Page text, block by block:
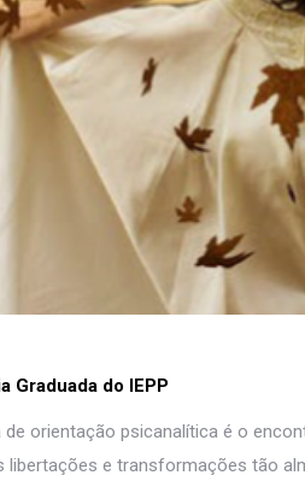
Graduada do IEPP
orientação psicanalítica é o
e transformações tão